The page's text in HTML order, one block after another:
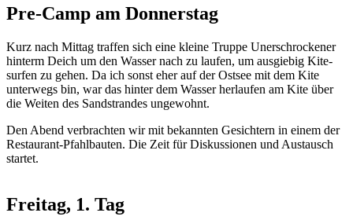
Pre-Camp am Donnerstag
Kurz nach Mittag traffen sich eine kleine Truppe Unerschrockener
hinterm Deich um den Wasser nach zu laufen, um ausgiebig Kite-
surfen zu gehen. Da ich sonst eher auf der Ostsee mit dem Kite
unterwegs bin, war das hinter dem Wasser herlaufen am Kite über
die Weiten des Sandstrandes ungewohnt.
Den Abend verbrachten wir mit bekannten Gesichtern in einem der
Restaurant-Pfahlbauten. Die Zeit für Diskussionen und Austausch
startet.
Freitag, 1. Tag